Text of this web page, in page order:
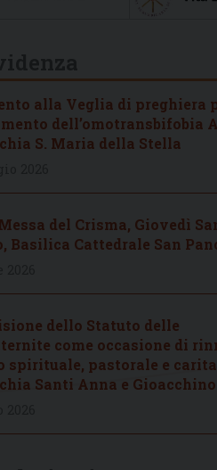
alla Veglia di preghiera
dell’omotransbifobia
S. Maria della Stella
del Crisma, Giovedì
Basilica Cattedrale San
dello Statuto delle
come occasione di
spirituale, pastorale e
Santi Anna e